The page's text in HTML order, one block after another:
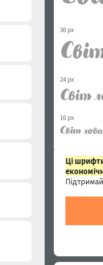
36 px
24 px
16 px
Ці